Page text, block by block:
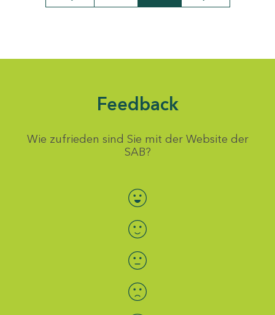
Feedback
Wie zufrieden sind Sie mit der Website der
SAB?
Bewertung auswählen